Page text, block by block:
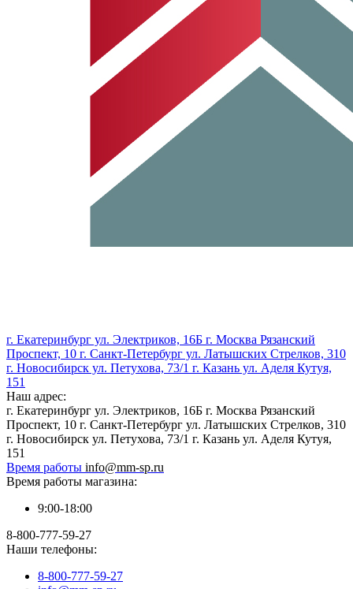
г. Екатеринбург ул. Электриков, 16Б г. Москва Рязанский
Проспект, 10 г. Санкт-Петербург ул. Латышских Стрелков, 310
г. Новосибирск ул. Петухова, 73/1 г. Казань ул. Аделя Кутуя,
151
Наш адрес:
г. Екатеринбург ул. Электриков, 16Б г. Москва Рязанский
Проспект, 10 г. Санкт-Петербург ул. Латышских Стрелков, 310
г. Новосибирск ул. Петухова, 73/1 г. Казань ул. Аделя Кутуя,
151
Время работы info@mm-sp.ru
Время работы магазина:
9:00-18:00
8-800-777-59-27
Наши телефоны:
8-800-777-59-27